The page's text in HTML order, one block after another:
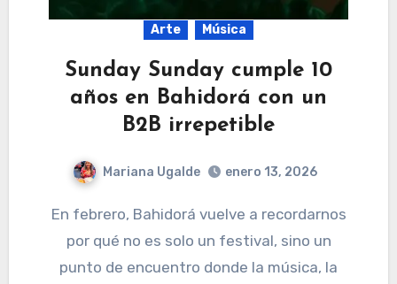
Arte Música
Sunday Sunday cumple 10
años en Bahidorá con un
B2B irrepetible
Mariana Ugalde enero 13, 2026
En febrero, Bahidorá vuelve a recordarnos
por qué no es solo un festival, sino un
punto de encuentro donde la música, la